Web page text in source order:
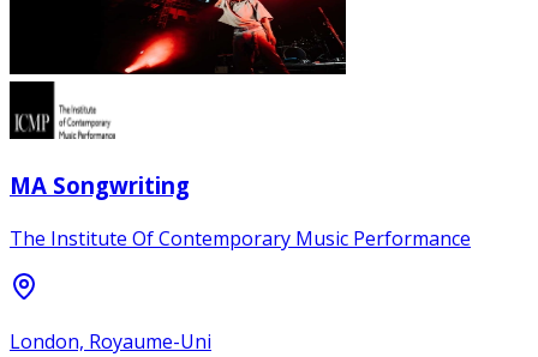
MA Songwriting
The Institute Of Contemporary Music Performance
London, Royaume-Uni